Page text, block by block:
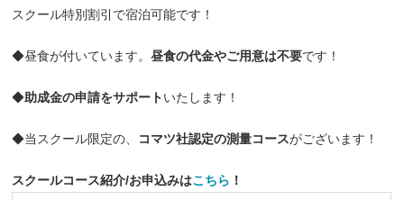
スクール特別割引で宿泊可能です！
◆昼食が付いています。昼食の代金やご用意は不要です！
◆助成金の申請をサポートいたします！
◆当スクール限定の、 コマツ社認定の測量コースがございます！
スクールコース紹介/お申込みはこちら ！